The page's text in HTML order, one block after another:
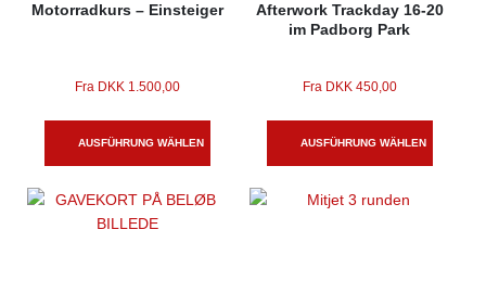
Motorradkurs – Einsteiger
FraDKK 1.500,00
AUSFÜHRUNG WÄHLEN
Afterwork Trackday 16-20
im Padborg Park
FraDKK 450,00
AUSFÜHRUNG WÄHLEN